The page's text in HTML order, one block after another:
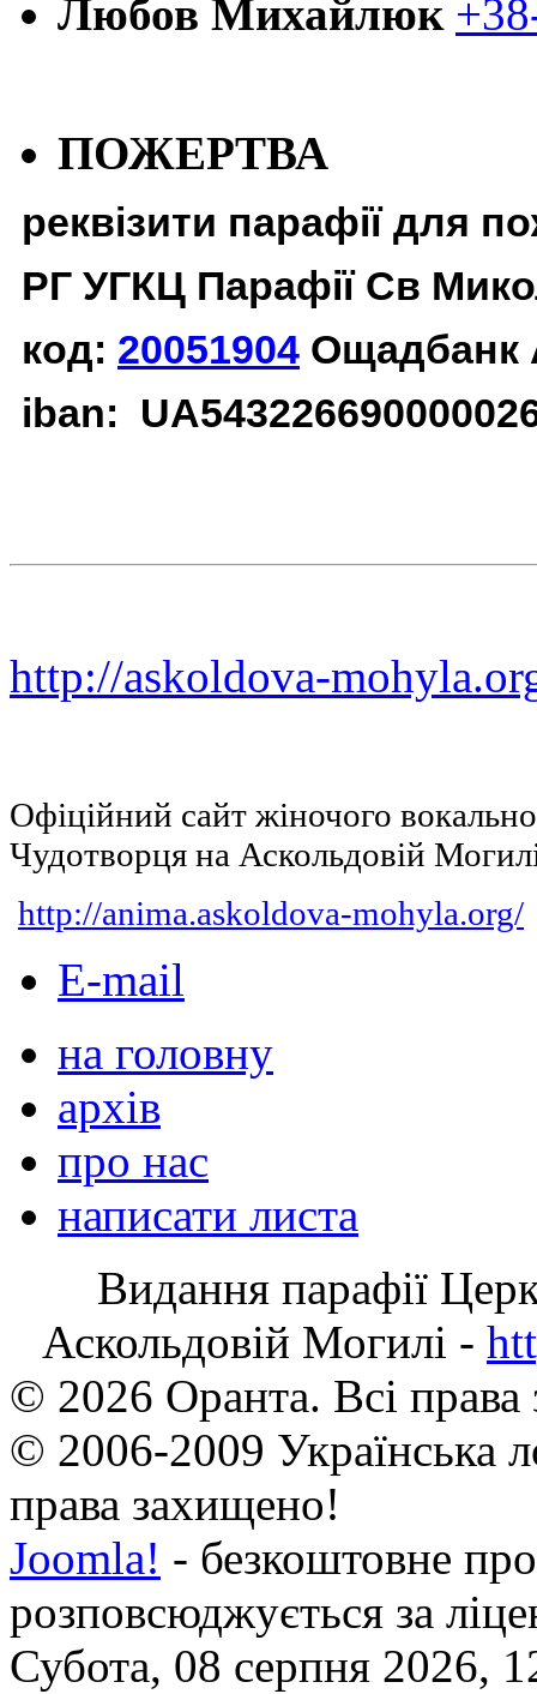
Любов Михайлюк
ПОЖЕРТВА
реквізити парафії для
РГ УГКЦ Парафії Св
код: 20051904 Ощадбанк
iban:
http://askoldova-
Офіційний сайт жіночого
Чудотворця на Аскольдовій
http://anima.askoldova-mohyla.org/
E-mail
на головну
архів
про нас
написати листа
Видання парафії
Аскольдовій Могилі -
© 2026 Оранта. Всі
© 2006-2009 Українська
права захищено!
Joomla! - безкоштовне
розповсюджується за
Субота, 08 серпня 2026,